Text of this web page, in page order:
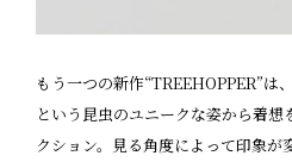
もう一つの新作“TREEHOPPER”は
という昆虫のユニークな姿から着
クション。見る角度によって印象